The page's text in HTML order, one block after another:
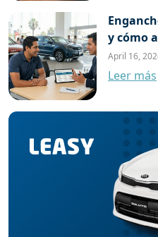
y cómo
April 16,
Leer más